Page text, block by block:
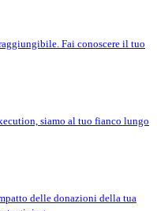
Fai conoscere il tuo
siamo al tuo fianco lungo
delle donazioni della tua